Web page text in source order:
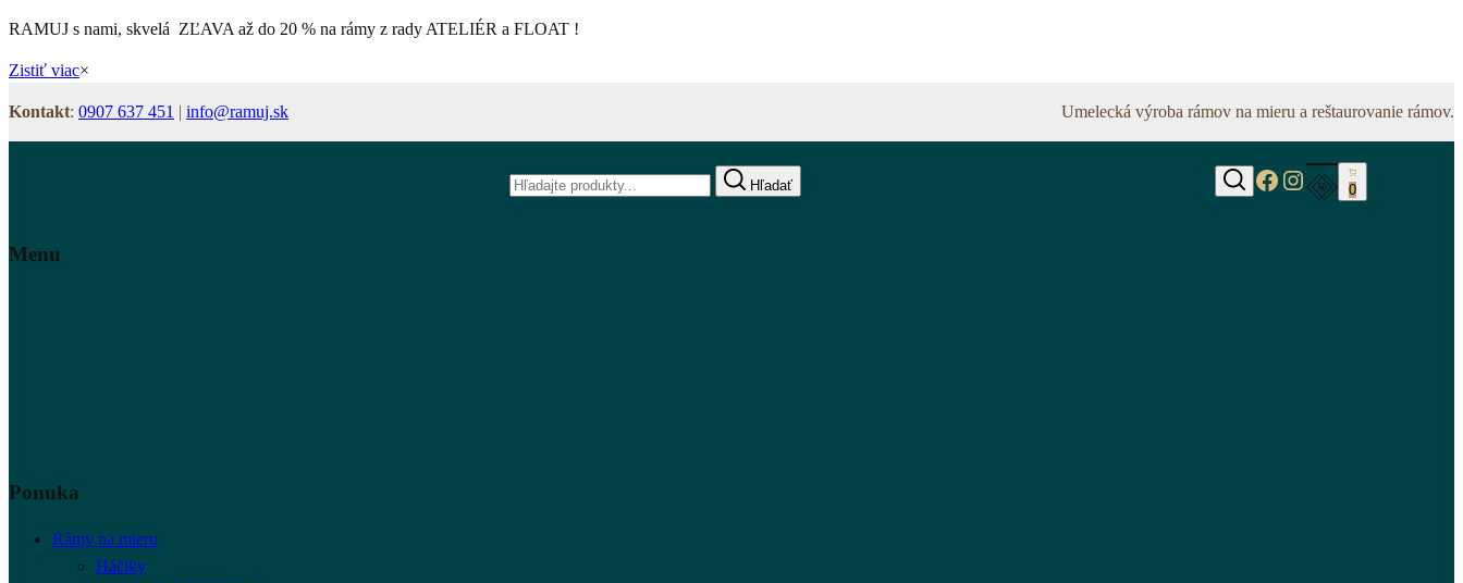
RAMUJ s nami, skvelá ZĽAVA až do 20 % na rámy z rady ATELIÉR a FLOAT !
Zistiť viac×
Kontakt: 0907 637 451 | info@ramuj.sk Umelecká výroba rámov na mieru a reštaurovanie rámov.
Hľadať
Hľadať
https://
https://
0
Menu
Ponuka
Rámy na mieru
Háčiky